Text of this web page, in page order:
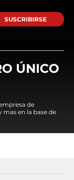
SUSCRIBIRSE
ÚNICO
de
en la base de